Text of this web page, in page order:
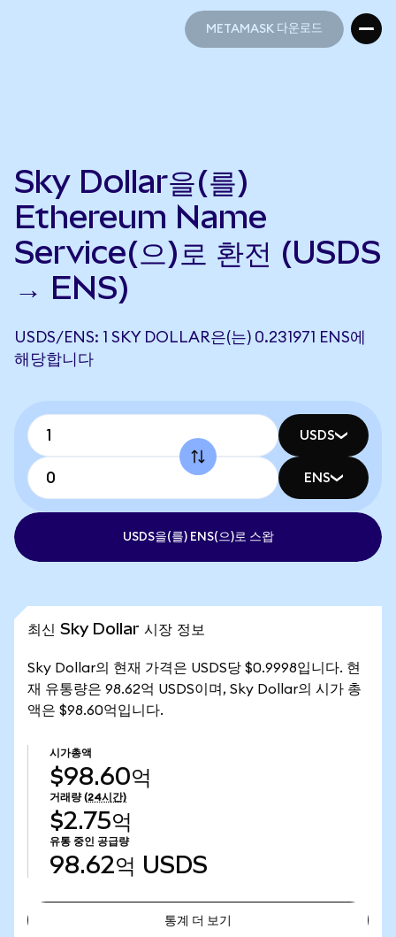
METAMASK 다운로드
Sky Dollar을(를)
Ethereum Name
Service(으)로 환전 (USDS
→ ENS)
USDS/ENS: 1 SKY DOLLAR은(는) 0.231971 ENS에
해당합니다
USDS
ENS
USDS을(를) ENS(으)로 스왑
최신 Sky Dollar 시장 정보
Sky Dollar의 현재 가격은 USDS당 $0.9998입니다. 현
재 유통량은 98.62억 USDS이며, Sky Dollar의 시가 총
액은 $98.60억입니다.
시가총액
$98.60억
거래량 (24시간)
$2.75억
유통 중인 공급량
98.62억 USDS
통계 더 보기